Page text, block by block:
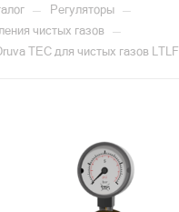
— Регуляторы —
чистых газов —
TEC для чистых газов LTLF